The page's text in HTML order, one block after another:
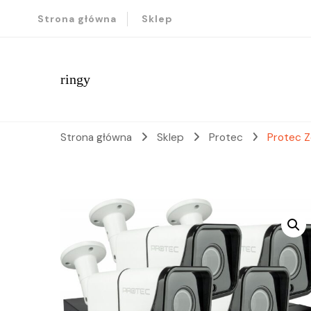
Strona główna Sklep
ringy
Strona główna Sklep Protec Protec